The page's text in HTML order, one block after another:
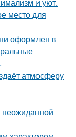
и уют.
место для
оформлен в
атмосферу
неожиданной